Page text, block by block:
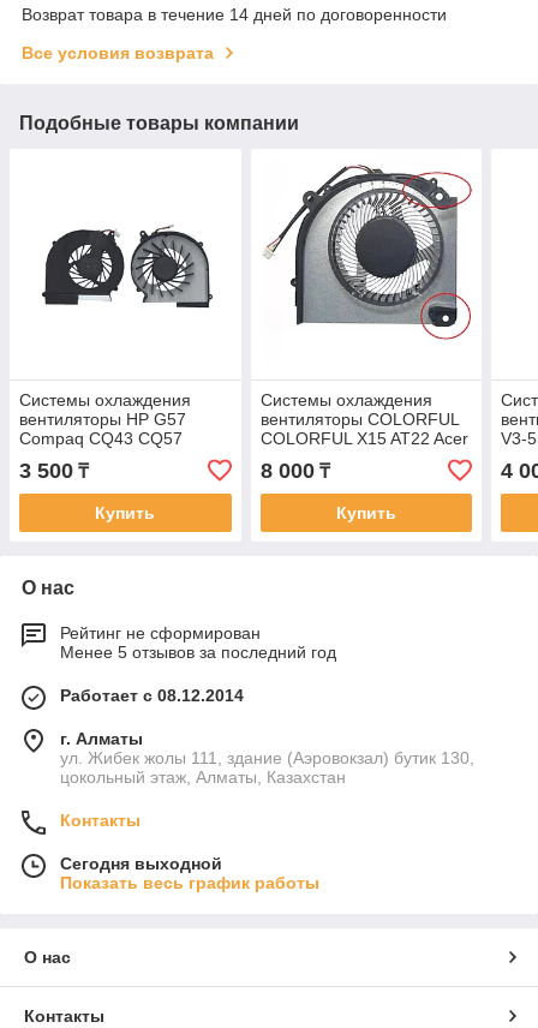
Возврат товара в течение 14 дней по договоренности
Все условия возврата
Подобные товары компании
Системы охлаждения
вентиляторы HP G57
Compaq CQ43 CQ57
NFB73B05H-001 646182-
001 3-pin 5v Кулер FAN
вентилятор
3 500 ₸
Купить
Системы охлаждения
вентиляторы COLORFUL
COLORFUL X15 AT22 Acer
Aspire A715-79g 5v 4-pin
GPU Кулер FAN
8 000₸
Купить
V3-
4
О нас
Рейтинг не сформирован
Менее 5 отзывов за последний год
Работает с 08.12.2014
г. Алматы
ул. Жибек жолы 111, здание (Аэровокзал) бутик 130,
цокольный этаж, Алматы, Казахстан
Контакты
Сегодня выходной
Показать весь график работы
О нас
Контакты